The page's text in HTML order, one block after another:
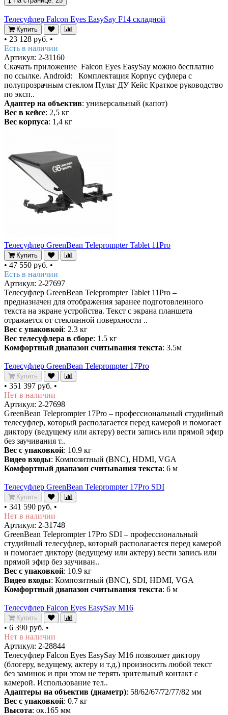
Телесуфлер Falcon Eyes EasySay F14 складной
Купить
• 23 128 руб. •
Есть в наличии
Артикул: 2-31160
Скачать приложение Falcon Eyes EasySay можно бесплатно
по ссылке. Android: Комплектация Корпус суфлера с
полупрозрачным стеклом Пульт ДУ Кейс Краткое руководство
по эксп..
Адаптер на объектив: универсальный (капот)
Вес в кейсе: 2,5 кг
Вес корпуса: 1,4 кг
Телесуфлер GreenBean Teleprompter Tablet 11Pro
Купить
• 47 550 руб. •
Есть в наличии
Артикул: 2-27697
Телесуфлер GreenBean Teleprompter Tablet 11Pro –
предназначен для отображения заранее подготовленного
текста на экране устройства. Текст с экрана планшета
отражается от стеклянной поверхности ..
Вес с упаковкой: 2.3 кг
Вес телесуфлера в сборе: 1.5 кг
Комфортный диапазон считывания текста: 3.5м
Телесуфлер GreenBean Teleprompter 17Pro
Купить
• 351 397 руб. •
Нет в наличии
Артикул: 2-27698
GreenBean Teleprompter 17Pro – профессиональный студийный
телесуфлер, который располагается перед камерой и помогает
диктору (ведущему или актеру) вести запись или прямой эфир
без заучивания т..
Вес с упаковкой: 10.9 кг
Видео входы: Композитный (BNC), HDMI, VGA
Комфортный диапазон считывания текста: 6 м
Телесуфлер GreenBean Teleprompter 17Pro SDI
Купить
• 341 590 руб. •
Нет в наличии
Артикул: 2-31748
GreenBean Teleprompter 17Pro SDI – профессиональный
студийный телесуфлер, который располагается перед камерой
и помогает диктору (ведущему или актеру) вести запись или
прямой эфир без заучиван..
Вес с упаковкой: 10.9 кг
Видео входы: Композитный (BNC), SDI, HDMI, VGA
Комфортный диапазон считывания текста: 6 м
Телесуфлер Falcon Eyes EasySay M16
Купить
• 6 390 руб. •
Нет в наличии
Артикул: 2-28844
Телесуфлер Falcon Eyes EasySay M16 позволяет диктору
(блогеру, ведущему, актеру и т.д.) произносить любой текст
без заминок и при этом не терять зрительный контакт с
камерой. Использование тел..
Адаптеры на объектив (диаметр): 58/62/67/72/77/82 мм
Вес с упаковкой: 0.7 кг
Высота: ок.165 мм